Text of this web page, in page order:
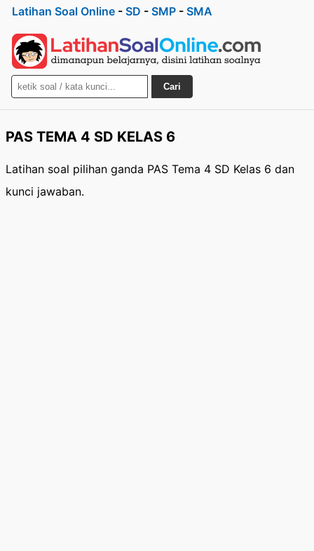
Latihan Soal Online - SD - SMP - SMA
Cari
PAS TEMA 4 SD KELAS 6
Latihan soal pilihan ganda PAS Tema 4 SD Kelas 6 dan
kunci jawaban.